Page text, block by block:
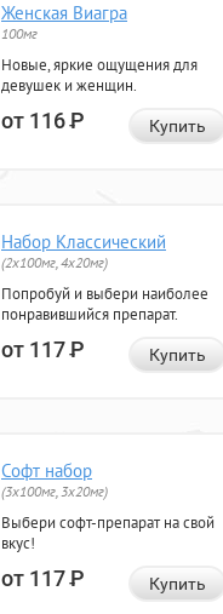
Женская Виагра
100мг
Новые, яркие ощущения для
девушек и женщин.
от 116Р Купить
Набор Классический
(2x100мг, 4x20мг)
Попробуй и выбери наиболее
понравившийся препарат.
от 117Р Купить
Софт набор
(3x100мг, 3x20мг)
Выбери софт-препарат на свой
вкус!
от 117Р Купить